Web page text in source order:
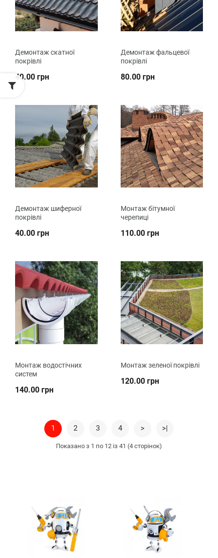
Демонтаж скатної
покрівлі
40.00 грн
Демонтаж фальцевої
покрівлі
80.00 грн
Демонтаж шиферної
покрівлі
40.00 грн
Монтаж бітумної
черепиці
110.00 грн
Монтаж водостічних
систем
140.00 грн
Монтаж зеленої покрівлі
120.00 грн
1 2 3 4 > >|
Показано з 1 по 12 із 41 (4 сторінок)